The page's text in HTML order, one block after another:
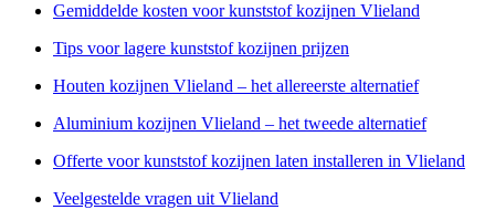
Gemiddelde kosten voor kunststof kozijnen Vlieland
Tips voor lagere kunststof kozijnen prijzen
Houten kozijnen Vlieland – het allereerste alternatief
Aluminium kozijnen Vlieland – het tweede alternatief
Offerte voor kunststof kozijnen laten installeren in Vlieland
Veelgestelde vragen uit Vlieland